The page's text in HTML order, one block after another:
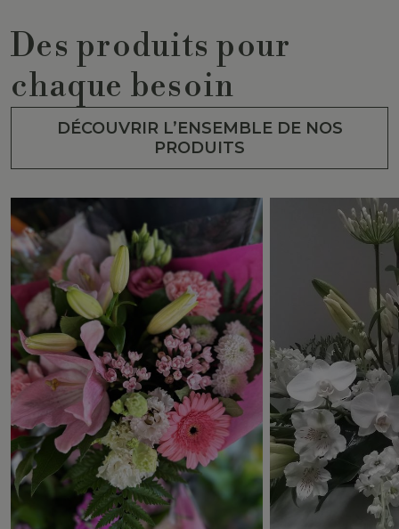
Des produits pour
chaque besoin
DÉCOUVRIR L’ENSEMBLE DE NOS
PRODUITS